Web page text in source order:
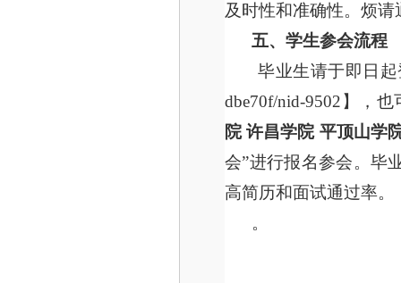
及时性和准确性。烦
五、学生参会流程
毕业生请于即日
dbe70f/nid-9502】，
院 许昌学院 平顶山学
会”进行报名参会。毕
高简历和面试通过率。
。